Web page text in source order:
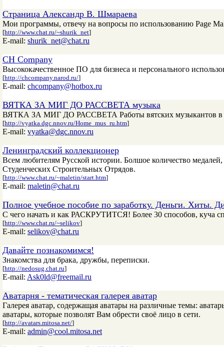
Страница Александр В. Шмараева
Мои программы, отвечу на вопросы по использованию Page
[http://www.chat.ru/~shurik_net]
E-mail: shurik_net@chat.ru
CH Company
Высококачественное ПО для бизнеса и персонального
[http://chcompany.narod.ru/]
E-mail: chcompany@hotbox.ru
ВЯТКА ЗА МИГ ДО РАССВЕТА музыка
ВЯТКА ЗА МИГ ДО РАССВЕТА Работы вятских музыкантов в
[http://vyatka.dgc.nnov.ru/Home_mus_ru.htm]
E-mail: vyatka@dgc.nnov.ru
Ленинградский коллекционер
Всем любителям Русской истории. Болшое количество
Студенческих Строительных Отрядов.
[http://www.chat.ru/~maletin/start.htm]
E-mail: maletin@chat.ru
Полное учебное пособие по заработку. Деньги. Хиты.
С чего начать и как РАСКРУТИТСЯ! Более 30 способов, куча
[http://www.chat.ru/~selikov]
E-mail: selikov@chat.ru
Давайте познакомимся!
Знакомства для брака, дружбы, переписки.
[http://nedosug.chat.ru]
E-mail: Ask0ld@freemail.ru
Аватарня - тематическая галерея аватар
Галерея аватар, содержащая аватары на различные темы:
аватары, которые позволят Вам обрести своё лицо в сети.
[http://avatars.mitosa.net/]
E-mail: admin@cool.mitosa.net